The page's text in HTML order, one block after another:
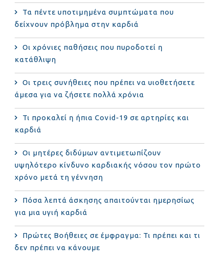
Τα πέντε υποτιμημένα συμπτώματα που
δείχνουν πρόβλημα στην καρδιά
Οι χρόνιες παθήσεις που πυροδοτεί η
κατάθλιψη
Οι τρεις συνήθειες που πρέπει να υιοθετήσετε
άμεσα για να ζήσετε πολλά χρόνια
Τι προκαλεί η ήπια Covid-19 σε αρτηρίες και
καρδιά
Οι μητέρες διδύμων αντιμετωπίζουν
υψηλότερο κίνδυνο καρδιακής νόσου τον πρώτο
χρόνο μετά τη γέννηση
Πόσα λεπτά άσκησης απαιτούνται ημερησίως
για μια υγιή καρδιά
Πρώτες Βοήθειες σε έμφραγμα: Τι πρέπει και τι
δεν πρέπει να κάνουμε